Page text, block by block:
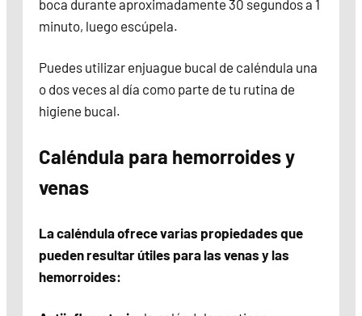
boca durante aproximadamente 30 segundos a 1
minuto, luego escúpela.
Puedes utilizar enjuague bucal de caléndula una
o dos veces al día como parte de tu rutina de
higiene bucal.
Caléndula para hemorroides y
venas
La caléndula ofrece varias propiedades que
pueden resultar útiles para las venas y las
hemorroides: